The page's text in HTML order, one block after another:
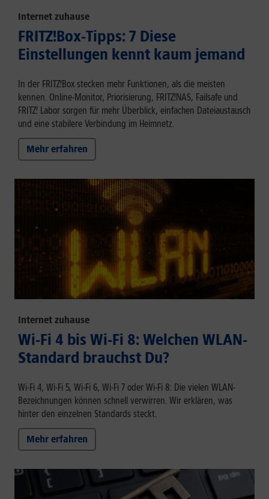
Internet zuhause
FRITZ!Box-Tipps: 7 Diese
Einstellungen kennt kaum jemand
In der FRITZ!Box stecken mehr Funktionen, als die meisten
kennen. Online-Monitor, Priorisierung, FRITZ!NAS, Failsafe und
FRITZ! Labor sorgen für mehr Überblick, einfachen Dateiaustausch
und eine stabilere Verbindung im Heimnetz.
Mehr erfahren
Internet zuhause
Wi-Fi 4 bis Wi-Fi 8: Welchen WLAN-
Standard brauchst Du?
Wi-Fi 4, Wi-Fi 5, Wi-Fi 6, Wi-Fi 7 oder Wi-Fi 8: Die vielen WLAN-
Bezeichnungen können schnell verwirren. Wir erklären, was
hinter den einzelnen Standards steckt.
Mehr erfahren